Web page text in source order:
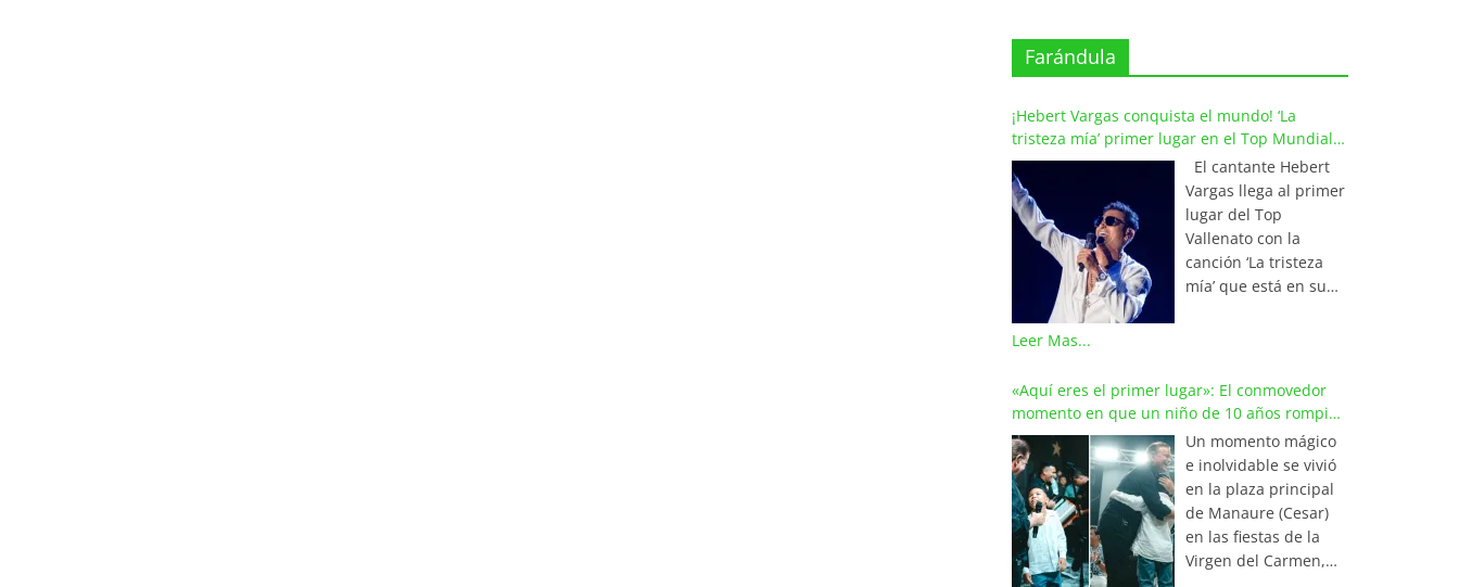
Farándula
¡Hebert Vargas conquista el mundo! ‘La
tristeza mía’ primer lugar en el Top Mundial
del Vallenato
El cantante Hebert
Vargas llega al primer
lugar del Top
Vallenato con la
canción ‘La tristeza
mía’ que está en su
de los listados
musicales en
Colombia y países de
América y Europa.
Esta emotiva
composición del
maestro Wilfran
Castillo se posicionó
en el primer lugar de
Leer Mas...
«Aquí eres el primer lugar»: El conmovedor
momento en que un niño de 10 años rompió
en llanto al cantar con Iván Villazón
Un momento mágico
e inolvidable se vivió
en la plaza principal
de Manaure (Cesar)
en las fiestas de la
Virgen del Carmen,